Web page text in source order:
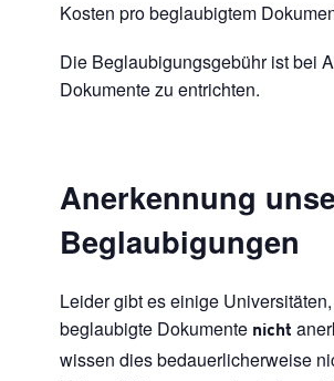
Kosten pro beglaubigtem
Die Beglaubigungsgebühr ist bei
Dokumente zu entrichten.
Anerkennung
Beglaubigungen
Leider gibt es einige
beglaubigte Dokumente nicht
wissen dies bedauerlicherweise